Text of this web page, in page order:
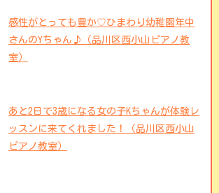
感性がとっても豊か♡ひまわり幼稚園年中
さんのYちゃん♪（品川区西小山ピアノ教
室）
あと2日で3歳になる女の子Kちゃんが体験レ
ッスンに来てくれました！（品川区西小山
ピアノ教室）